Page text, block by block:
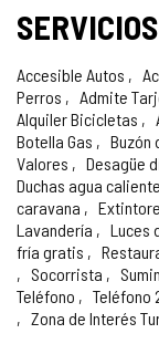
SERVICIOS
Accesible Autos
Perros
Admite
Alquiler Bicicletas
Botella Gas
Buzón
Valores
Desagüe
Duchas agua
caravana
Lavandería
Luces
fría gratis
Socorrista
Teléfono
Teléfono
Zona de Interés